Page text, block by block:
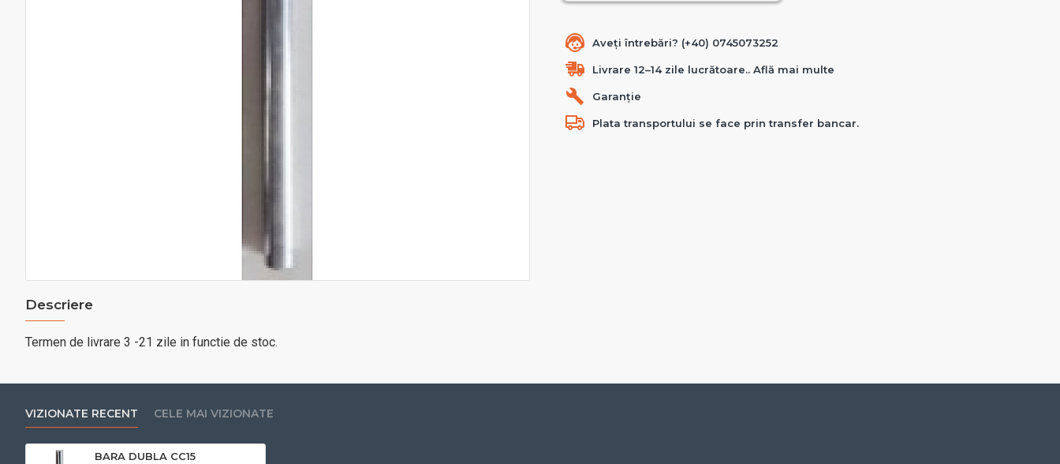
Descriere
Termen de livrare 3 -21 zile in functie de stoc.
Aveți întrebări? (+40) 0745073252
Livrare 12–14 zile lucrătoare.. Află mai multe
Garanție
Plata transportului se face prin transfer bancar.
VIZIONATE RECENT CELE MAI VIZIONATE
BARA DUBLA CC15